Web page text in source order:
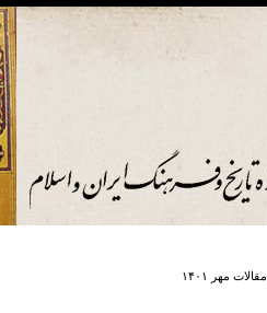
مقالات مهر ۱۴۰۱